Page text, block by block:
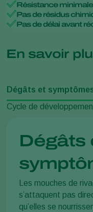
Résistance minimale
Pas de résidus
Pas de délai avant
En savoir
Dégâts et
Cycle de
Dégâts
Les mouches de
s’attaquent pas
qu’elles se